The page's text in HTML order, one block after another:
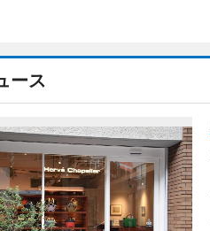
ース